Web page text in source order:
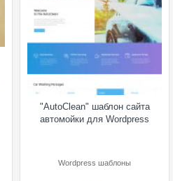
"AutoClean" шаблон сайта
автомойки для Wordpress
Wordpress шаблоны